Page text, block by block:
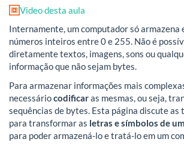
Video desta aula
Internamente, um computador só armazena
números inteiros entre 0 e 255. Não é
diretamente textos, imagens, sons ou
informação que não sejam bytes.
Para armazenar informações mais
necessáriocodificaras mesmas, ou seja,
sequências de bytes. Esta página discute as
para transformar as letras e símbolos de
para poder armazená-lo e tratá-lo em um